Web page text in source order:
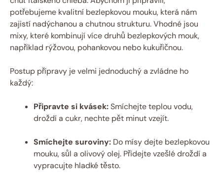
potřebujeme kvalitní bezlepkovou mouku, která nám
zajistí nadýchanou a chutnou strukturu. Vhodné jsou
mixy, které kombinují více druhů bezlepkových mouk,
například rýžovou, pohankovou nebo kukuřičnou.
Postup přípravy je velmi jednoduchý a zvládne ho
každý:
Připravte si kvásek:Smíchejte teplou vodu,
droždí a cukr, nechte pět minut vzejít.
Smíchejte suroviny: Do mísy dejte bezlepkovou
mouku, sůl a olivový olej. Přidejte vzešlé droždí a
vypracujte hladké těsto.